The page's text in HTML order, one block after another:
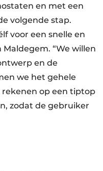
en met een
volgende stap.
voor een snelle en
“We willen
en de
we het gehele
op een tiptop
zodat de gebruiker